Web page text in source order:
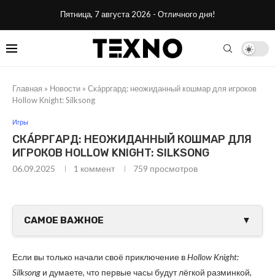
Пятница, 7 августа 2026 - Отличного дня!
Главная » Новости » Скáрргард: неожиданный кошмар для игроков
Hollow Knight: Silksong
Игры
СКÁРРГАРД: НЕОЖИДАННЫЙ КОШМАР ДЛЯ
ИГРОКОВ HOLLOW KNIGHT: SILKSONG
06.09.2025 1 коммент 759 просмотров
САМОЕ ВАЖНОЕ ▼
Если вы только начали своё приключение вHollow Knight:
Silksong и думаете, что первые часы будут лёгкой разминкой,